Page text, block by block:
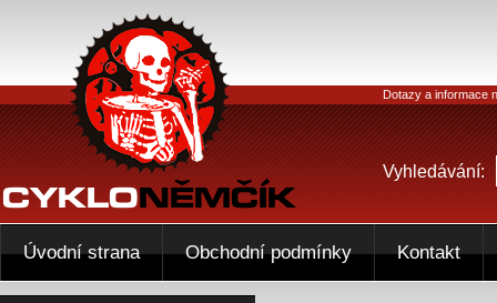
Dotazy a informace
Vyhledávání:
Úvodní strana Obchodní podmínky Kontakt